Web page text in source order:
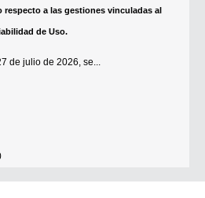
a las gestiones vinculadas al
de Uso.
de julio de 2026, se...